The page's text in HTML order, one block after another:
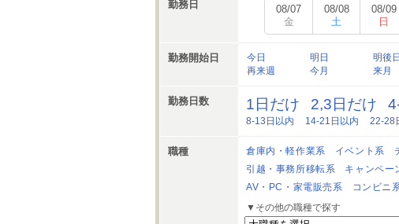
勤務日
08/07
金
08/08
土
08/09
日
勤務開始日 今日 明日 明後日
再来週
今月 来月
勤務日数 1日だけ 2,3日だけ
8-13日以内 14-21日以内 22-28
職種 倉庫内・軽作業系 イベント系
引越・事務所移転系
キャンペー
AV・PC・家電販売系
コンビニ
▼その他の職種で探す